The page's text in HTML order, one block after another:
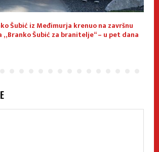
Šubić iz Međimurja krenuo na završnu
Šubić za branitelje“ – u pet dana